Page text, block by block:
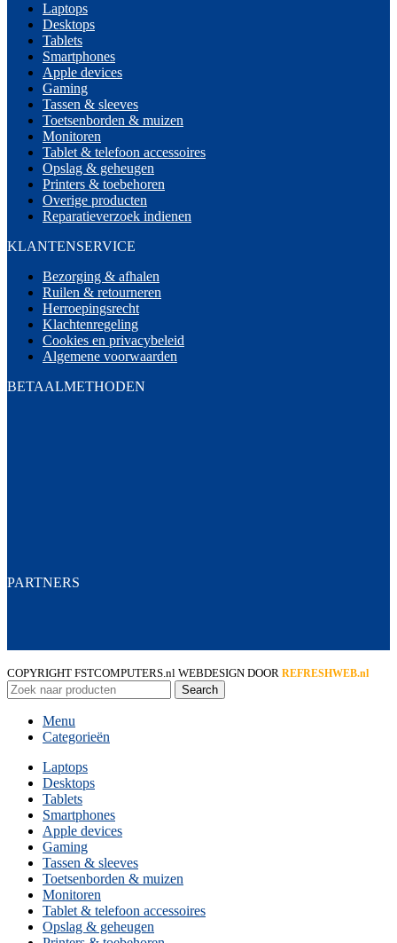
Laptops
Desktops
Tablets
Smartphones
Apple devices
Gaming
Tassen & sleeves
Toetsenborden & muizen
Monitoren
Tablet & telefoon accessoires
Opslag & geheugen
Printers & toebehoren
Overige producten
Reparatieverzoek indienen
KLANTENSERVICE
Bezorging & afhalen
Ruilen & retourneren
Herroepingsrecht
Klachtenregeling
Cookies en privacybeleid
Algemene voorwaarden
BETAALMETHODEN
PARTNERS
COPYRIGHT FSTCOMPUTERS.nl WEBDESIGN DOOR REFRESHWEB.nl
Search
Menu
Categorieën
Laptops
Desktops
Tablets
Smartphones
Apple devices
Gaming
Tassen & sleeves
Toetsenborden & muizen
Monitoren
Tablet & telefoon accessoires
Opslag & geheugen